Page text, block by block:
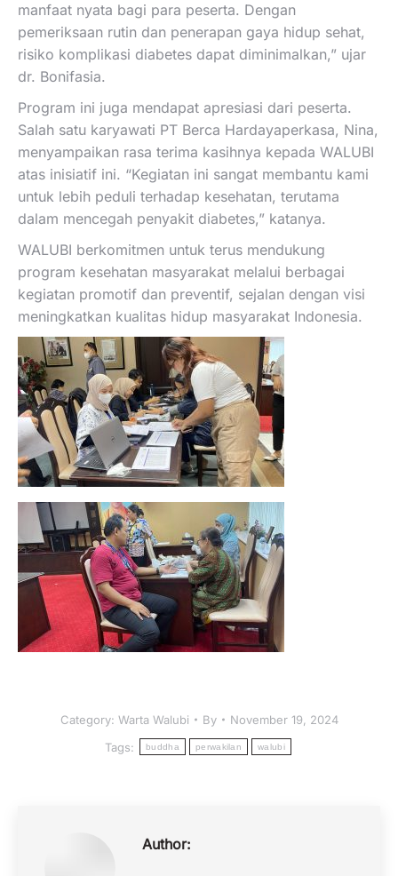
manfaat nyata bagi para peserta. Dengan
pemeriksaan rutin dan penerapan gaya hidup sehat,
risiko komplikasi diabetes dapat diminimalkan,” ujar
dr. Bonifasia.
Program ini juga mendapat apresiasi dari peserta.
Salah satu karyawati PT Berca Hardayaperkasa, Nina,
menyampaikan rasa terima kasihnya kepada WALUBI
atas inisiatif ini. “Kegiatan ini sangat membantu kami
untuk lebih peduli terhadap kesehatan, terutama
dalam mencegah penyakit diabetes,” katanya.
WALUBI berkomitmen untuk terus mendukung
program kesehatan masyarakat melalui berbagai
kegiatan promotif dan preventif, sejalan dengan visi
meningkatkan kualitas hidup masyarakat Indonesia.
Category: Warta Walubi By
November 19, 2024
Tags:
buddha perwakilan walubi
Author: